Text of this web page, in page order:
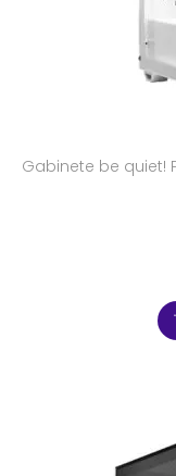
Gabinete be quiet!